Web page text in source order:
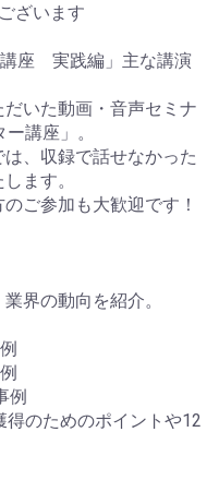
ざいます
講座 実践編」主な講演
いた動画・音声セミナ
講座」。
、収録で話せなかった
ます。
ご参加も大歓迎です！
界の動向を紹介。
例
のためのポイントや12